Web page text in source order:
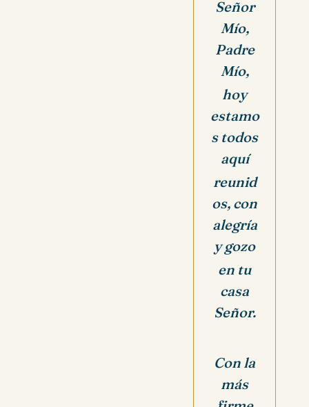
Señor
Mío,
Padre
Mío,
hoy
estamo
s todos
aquí
reunid
os, con
alegría
y gozo
en tu
casa
Señor.
Con la
más